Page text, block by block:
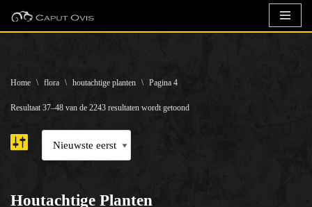
inhoud
Home \ flora \ houtachtige planten \ Pagina 4
Resultaat 37–48 van de 2243 resultaten wordt getoond
Houtachtige Planten